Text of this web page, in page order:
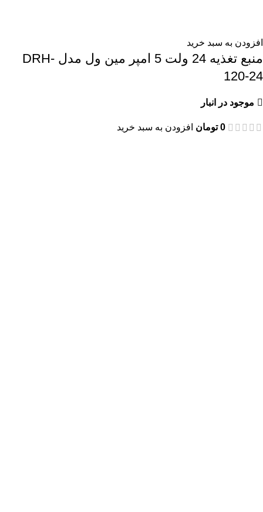
افزودن به سبد خرید
منبع تغذیه 24 ولت 5 امپر مین ول مدل DRH-
120-24
موجود در انبار
0 تومان افزودن به سبد خرید